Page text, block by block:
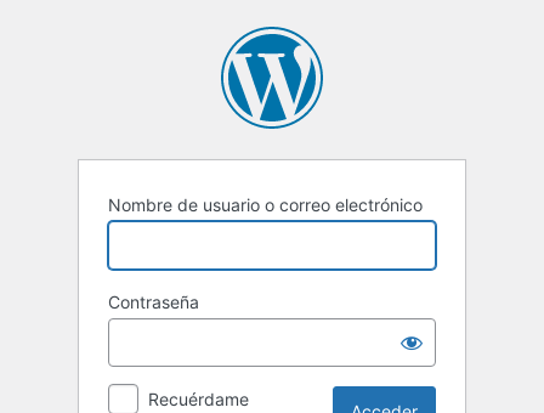
Nombre de usuario o correo electrónico
Contraseña
Recuérdame